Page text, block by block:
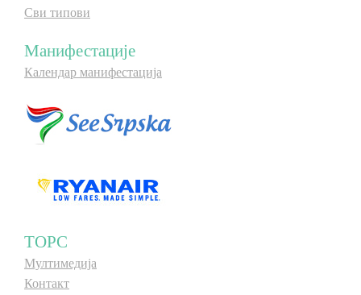
Сви типови
Манифестације
Календар манифестација
ТОРС
Мултимедија
Контакт